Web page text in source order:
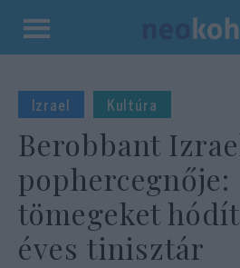
Kilépés
tartalomba
Izrael Kultúra
Berobbant
pophercegnője:
tömegeket hódít
éves tinisztár